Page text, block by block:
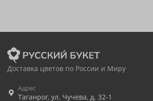
Доставка цветов по России и Миру
Адрес
Таганрог, ул. Чучева, д. 32-1